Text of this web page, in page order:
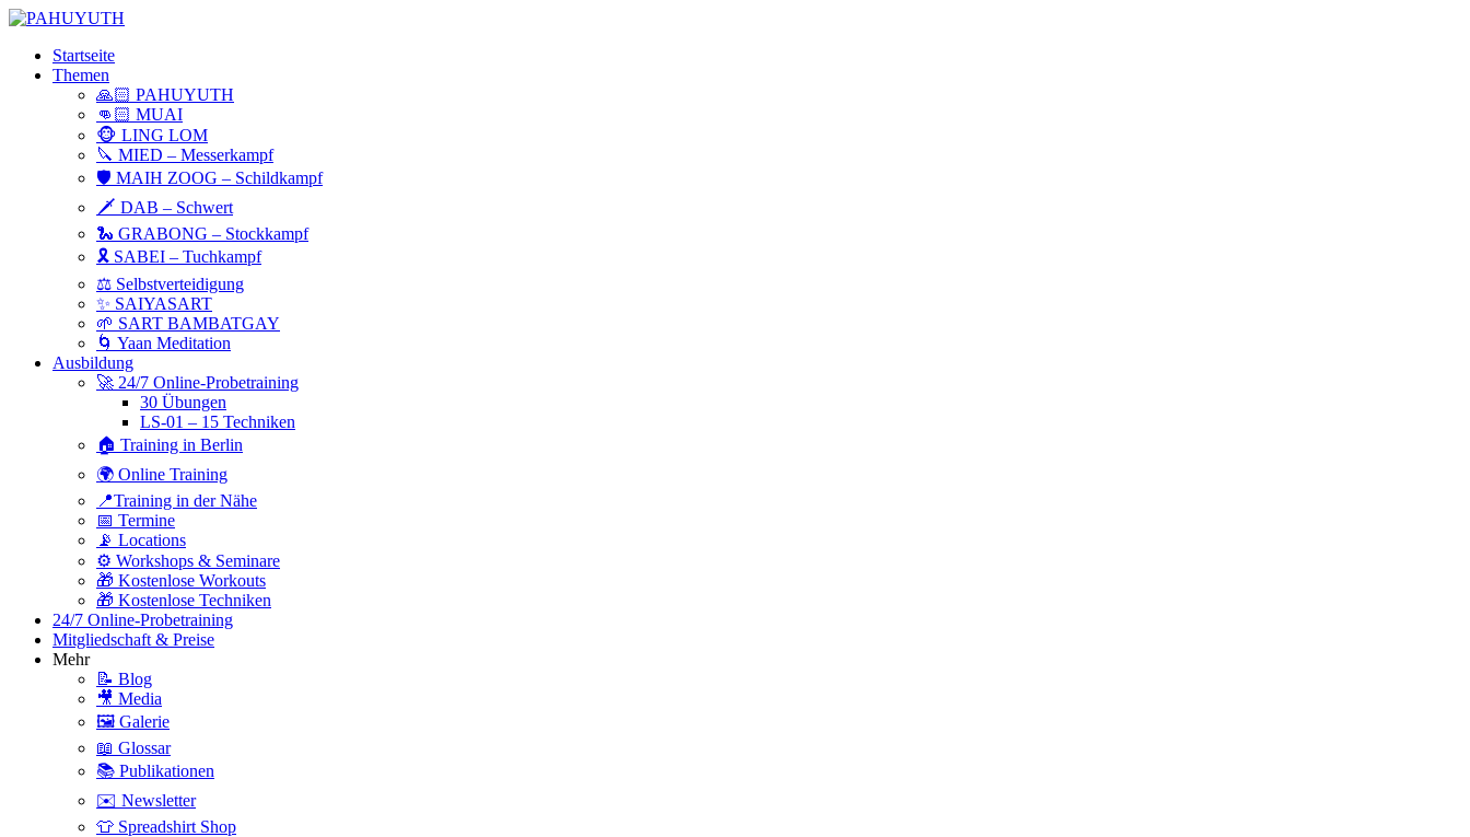
Startseite
Themen
🙏🏻 PAHUYUTH
👊🏻 MUAI
🐵 LING LOM
🔪 MIED – Messerkampf
🛡 MAIH ZOOG – Schildkampf
🗡 DAB – Schwert
🐍 GRABONG – Stockkampf
🎗 SABEI – Tuchkampf
⚖️ Selbstverteidigung
✨ SAIYASART
🌱 SART BAMBATGAY
🌀 Yaan Meditation
Ausbildung
🚀 24/7 Online-Probetraining
30 Übungen
LS-01 – 15 Techniken
🏠 Training in Berlin
🌍 Online Training
📍Training in der Nähe
📅 Termine
📡 Locations
⚙️ Workshops & Seminare
🎁 Kostenlose Workouts
🎁 Kostenlose Techniken
24/7 Online-Probetraining
Mitgliedschaft & Preise
Mehr
📝 Blog
🎥 Media
🖼️ Galerie
📖 Glossar
📚 Publikationen
✉️ Newsletter
👕 Spreadshirt Shop